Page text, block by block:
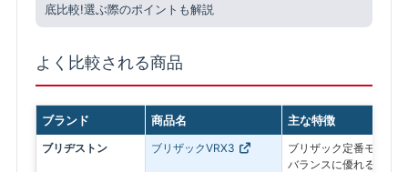
底比較!選ぶ際のポイントも解説
よく比較される商品
ブランド 商品名 主な特徴
ブリヂストン ブリザックVRX3
ブリザック定番モデル
バランスに優れる